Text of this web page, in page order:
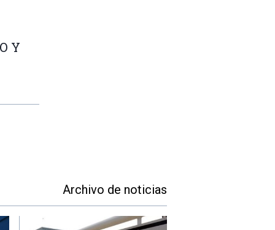
Y
Archivo de noticias